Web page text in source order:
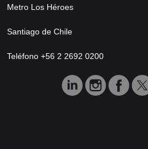
Metro Los Héroes
Santiago de Chile
Teléfono +56 2 2692 0200